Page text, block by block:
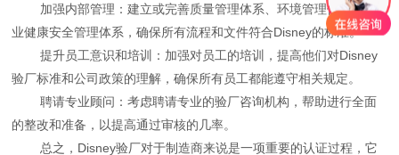
加强内部管理：建立或完善质量管理体系、环境管理体系和职
业健康安全管理体系，确保所有流程和文件符合Disney的标准。
提升员工意识和培训：加强对员工的培训，提高他们对Disney
验厂标准和公司政策的理解，确保所有员工都能遵守相关规定。
聘请专业顾问：考虑聘请专业的验厂咨询机构，帮助进行全面
的整改和准备，以提高通过审核的几率。
总之，Disney验厂对于制造商来说是一项重要的认证过程，它